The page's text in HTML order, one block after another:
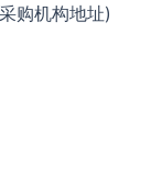
购机构地址)